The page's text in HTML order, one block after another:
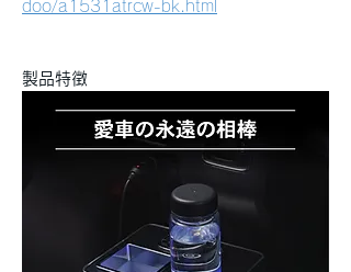
doo/a1531atrcw-bk.html
製品特徴